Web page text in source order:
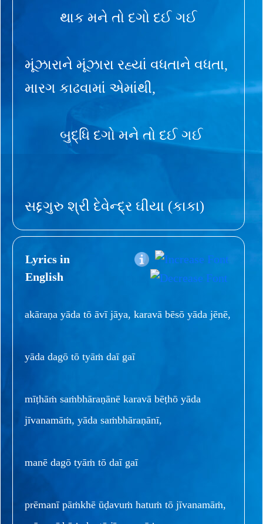
થાક મને તો દગો દઈ ગઈ
મૂંઝારાને મૂંઝારા રહ્યાં વધતાને વધતા,
મારગ કાઢવામાં એમાંથી,
બુદ્ધિ દગો મને તો દઈ ગઈ
સદ્દગુરુ શ્રી દેવેન્દ્ર ઘીયા (કાકા)
Lyrics in
English
akāraṇa yāda tō āvī jāya, karavā bēsō yāda jēnē,
yāda dagō tō tyāṁ daī gaī
mīṭhāṁ saṁbhāraṇānē karavā bēṭhō yāda
jīvanamāṁ, yāda saṁbhāraṇānī,
manē dagō tyāṁ tō daī gaī
prēmanī pāṁkhē ūḍavuṁ hatuṁ tō jīvanamāṁ,